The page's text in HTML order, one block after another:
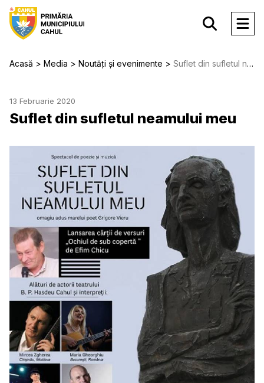
Acasă Media Noutăți și evenimente Suflet din sufletul neamului meu
13 Februarie 2020
Suflet din sufletul neamului meu